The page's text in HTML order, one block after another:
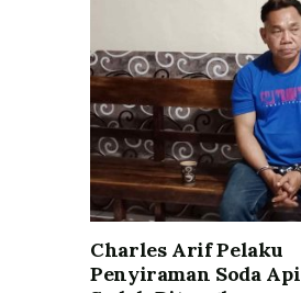
Charles Arif Pelaku
Penyiraman Soda Api